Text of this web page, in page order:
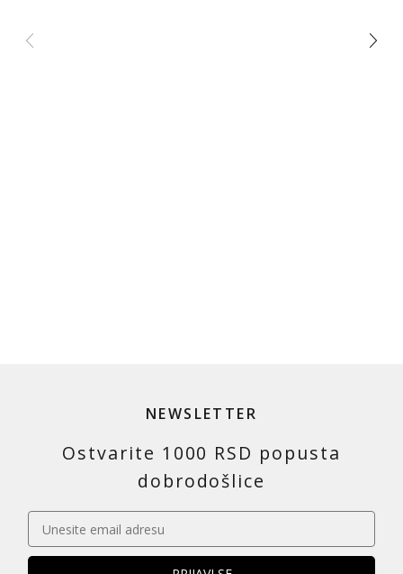
NEWSLETTER
Ostvarite 1000 RSD popusta
dobrodošlice